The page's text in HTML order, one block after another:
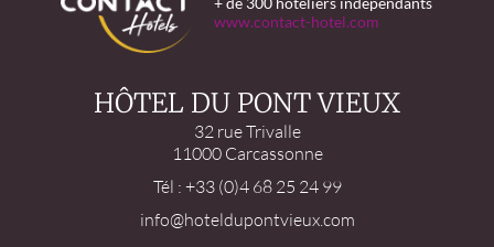
www.contact-hotel.com
HÔTEL DU PONT VIEUX
32 rue Trivalle
11000 Carcassonne
Tél : +33 (0)4 68 25 24 99
info@hoteldupontvieux.com